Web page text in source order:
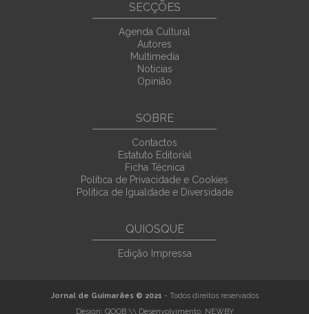
SECÇÕES
Agenda Cultural
Autores
Multimedia
Noticias
Opinião
SOBRE
Contactos
Estatuto Editorial
Ficha Técnica
Política de Privacidade e Cookies
Política de Igualdade e Diversidade
QUIOSQUE
Edição Impressa
Jornal de Guimarães © 2021 - Todos direitos reservados
Design: QOOB\\ Desenvolvimento: NEWBY